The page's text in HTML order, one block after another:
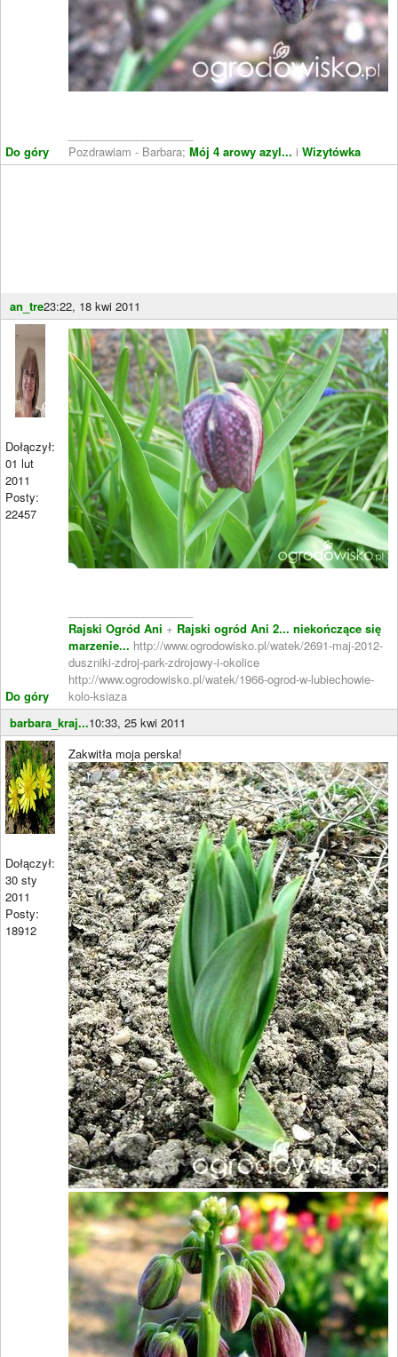
Do góry
Pozdrawiam - Barbara; Mój 4 arowy azyl... i Wizytówka
an_tre23:22, 18 kwi 2011
Dołączył:
01 lut
2011
Posty:
22457
Do góry
Rajski Ogród Ani + Rajski ogród Ani 2... niekończące się
marzenie... http://www.ogrodowisko.pl/watek/2691-maj-2012-
duszniki-zdroj-park-zdrojowy-i-okolice
http://www.ogrodowisko.pl/watek/1966-ogrod-w-lubiechowie-
kolo-ksiaza
barbara_kraj...10:33, 25 kwi 2011
Dołączył:
30 sty
2011
Posty:
18912
Zakwitła moja perska!